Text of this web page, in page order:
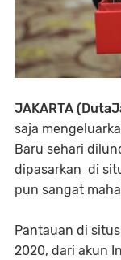
JAKARTA
saja
Baru sehari
dipasarkan di
pun sangat
Pantauan di
2020, dari akun